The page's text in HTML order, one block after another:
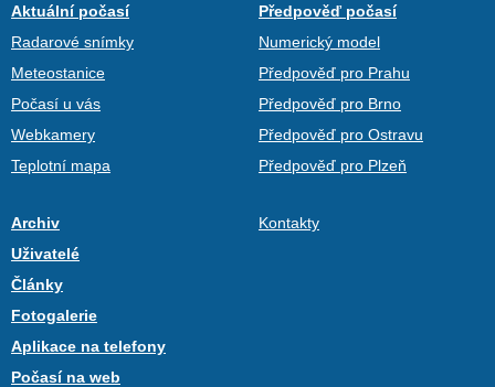
Aktuální počasí
Radarové snímky
Meteostanice
Počasí u vás
Webkamery
Teplotní mapa
Předpověď počasí
Numerický model
Předpověď pro Prahu
Předpověď pro Brno
Předpověď pro Ostravu
Předpověď pro Plzeň
Archiv
Uživatelé
Články
Fotogalerie
Aplikace na telefony
Počasí na web
Kontakty